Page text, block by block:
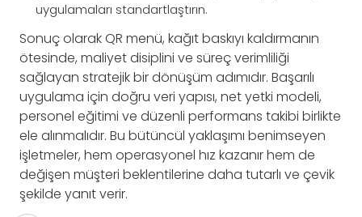
uygulamaları standartlaştırın.
Sonuç olarak QR menü, kağıt baskıyı kaldırmanın
ötesinde, maliyet disiplini ve süreç verimliliği
sağlayan stratejik bir dönüşüm adımıdır. Başarılı
uygulama için doğru veri yapısı, net yetki modeli,
personel eğitimi ve düzenli performans takibi birlikte
ele alınmalıdır. Bu bütüncül yaklaşımı benimseyen
işletmeler, hem operasyonel hız kazanır hem de
değişen müşteri beklentilerine daha tutarlı ve çevik
şekilde yanıt verir.